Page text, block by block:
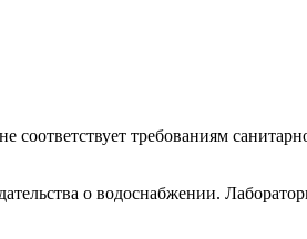
требованиям
о водоснабжении.